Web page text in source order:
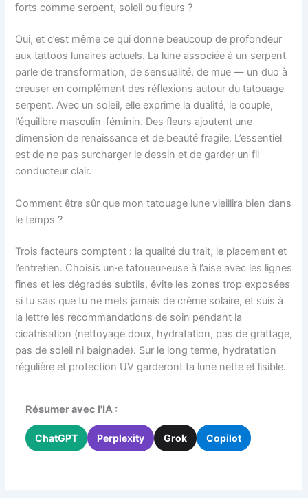
forts comme serpent, soleil ou fleurs ?
Oui, et c’est même ce qui donne beaucoup de profondeur
aux tattoos lunaires actuels. La lune associée à un serpent
parle de transformation, de sensualité, de mue — un duo à
creuser en complément des réflexions autour du tatouage
serpent. Avec un soleil, elle exprime la dualité, le couple,
l’équilibre masculin-féminin. Des fleurs ajoutent une
dimension de renaissance et de beauté fragile. L’essentiel
est de ne pas surcharger le dessin et de garder un fil
conducteur clair.
Comment être sûr que mon tatouage lune vieillira bien dans
le temps ?
Trois facteurs comptent : la qualité du trait, le placement et
l’entretien. Choisis un·e tatoueur·euse à l’aise avec les lignes
fines et les dégradés subtils, évite les zones trop exposées
si tu sais que tu ne mets jamais de crème solaire, et suis à
la lettre les recommandations de soin pendant la
cicatrisation (nettoyage doux, hydratation, pas de grattage,
pas de soleil ni baignade). Sur le long terme, hydratation
régulière et protection UV garderont ta lune nette et lisible.
Résumer avec l'IA :
ChatGPT Perplexity Grok Copilot